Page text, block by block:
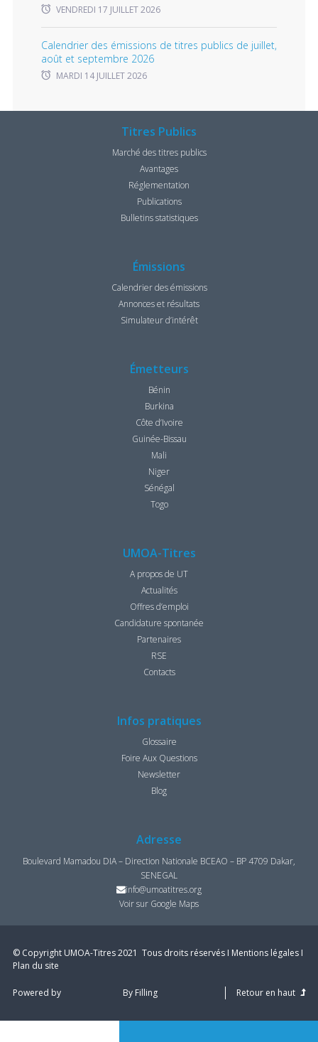
VENDREDI 17 JUILLET 2026
Calendrier des émissions de titres publics de juillet,
août et septembre 2026
MARDI 14 JUILLET 2026
Titres Publics
Marché des titres publics
Avantages
Réglementation
Publications
Bulletins statistiques
Émissions
Calendrier des émissions
Annonces et résultats
Simulateur d’intérêt
Émetteurs
Bénin
Burkina
Côte d’Ivoire
Guinée-Bissau
Mali
Niger
Sénégal
Togo
UMOA-Titres
A propos de UT
Actualités
Offres d’emploi
Candidature spontanée
Partenaires
RSE
Contacts
Infos pratiques
Glossaire
Foire Aux Questions
Newsletter
Blog
Adresse
Boulevard Mamadou DIA – Direction Nationale BCEAO – BP 4709 Dakar,
SENEGAL
info@umoatitres.org
Voir sur Google Maps
© Copyright UMOA­-Titres 2021 ­ Tous droits réservés I Mentions légalesI
Plan du site
Powered by By Filling Retour en haut